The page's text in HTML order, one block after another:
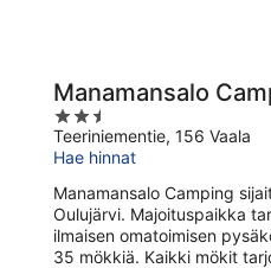
Manamansalo
2.5
out
of
5
Teeriniementie, 156 Vaala
Hae hinnat
Manamansalo Camping
Oulujärvi. Majoituspaikka
ilmaisen omatoimisen
35 mökkiä. Kaikki mökit